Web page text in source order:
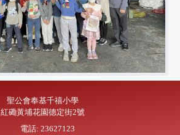
聖公會奉基千禧小學
紅磡黃埔花園德定街2號
電話: 23627123